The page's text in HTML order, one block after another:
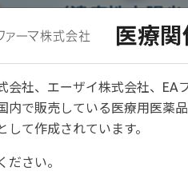
医療
社、エーザイ株式会社、EA
内で販売している医療用医薬
て作成されています。
ださい。